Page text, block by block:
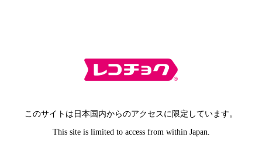
このサイトは日本国内からのアクセスに限定しています。
This site is limited to access from within Japan.